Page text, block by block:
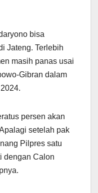
bisa
Jateng. Terlebih
masih panas usai
Gibran dalam
persen akan
setelah pak
Pilpres satu
dengan Calon